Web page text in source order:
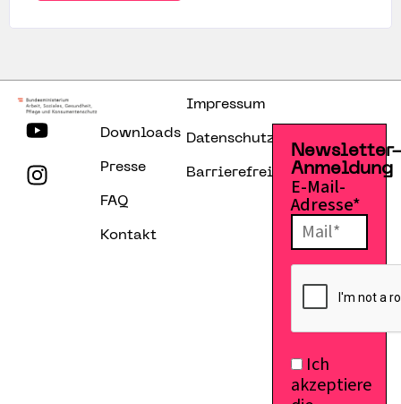
Downloads
Presse
FAQ
Kontakt
Impressum
Datenschutzerklärung
Barrierefreiheitserklärung
Anmeldung
E-Mail-
Adresse*
Ich
akzeptiere